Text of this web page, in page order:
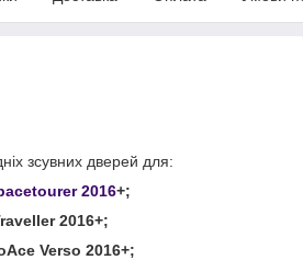
зсувних дверей для:
2016+;
2016+;
Verso 2016+;